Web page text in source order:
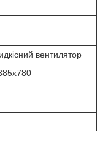
вентилятор